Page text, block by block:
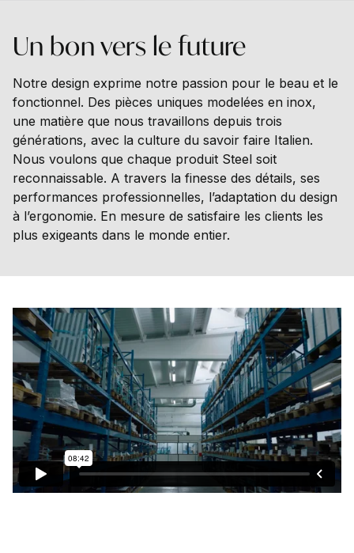
Un bonvers lefuture
Notre design exprime notre passion pour le beau et le
fonctionnel. Des pièces uniques modelées en inox,
une matière que nous travaillons depuis trois
générations, avec la culture du savoir faire Italien.
Nous voulons que chaque produit Steel soit
reconnaissable. A travers la finesse des détails, ses
performances professionnelles, l’adaptation du design
à l’ergonomie. En mesure de satisfaire les clients les
plus exigeants dans le monde entier.